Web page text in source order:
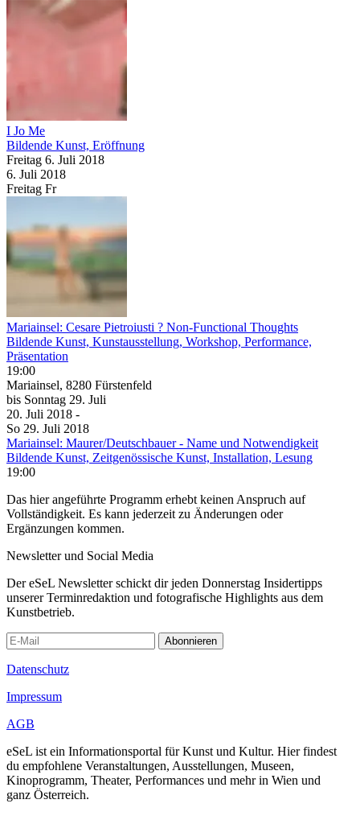
I Jo Me
Bildende Kunst, Eröffnung
Freitag 6. Juli 2018
6. Juli 2018
Freitag Fr
Mariainsel: Cesare Pietroiusti ? Non-Functional Thoughts
Bildende Kunst, Kunstausstellung, Workshop, Performance,
Präsentation
19:00
Mariainsel, 8280 Fürstenfeld
bis Sonntag 29. Juli
20. Juli 2018 -
So 29. Juli 2018
Mariainsel: Maurer/Deutschbauer - Name und Notwendigkeit
Bildende Kunst, Zeitgenössische Kunst, Installation, Lesung
19:00
Das hier angeführte Programm erhebt keinen Anspruch auf
Vollständigkeit. Es kann jederzeit zu Änderungen oder
Ergänzungen kommen.
Newsletter und Social Media
Der eSeL Newsletter schickt dir jeden Donnerstag Insidertipps
unserer Terminredaktion und fotografische Highlights aus dem
Kunstbetrieb.
Abonnieren
Datenschutz
Impressum
AGB
eSeL ist ein Informationsportal für Kunst und Kultur. Hier findest
du empfohlene Veranstaltungen, Ausstellungen, Museen,
Kinoprogramm, Theater, Performances und mehr in Wien und
ganz Österreich.